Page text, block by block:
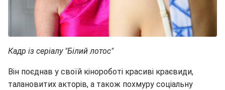
Кадр із серіалу "Білий лотос"
Він поєднав у своїй кінороботі красиві краєвиди,
талановитих акторів, а також похмуру соціальну